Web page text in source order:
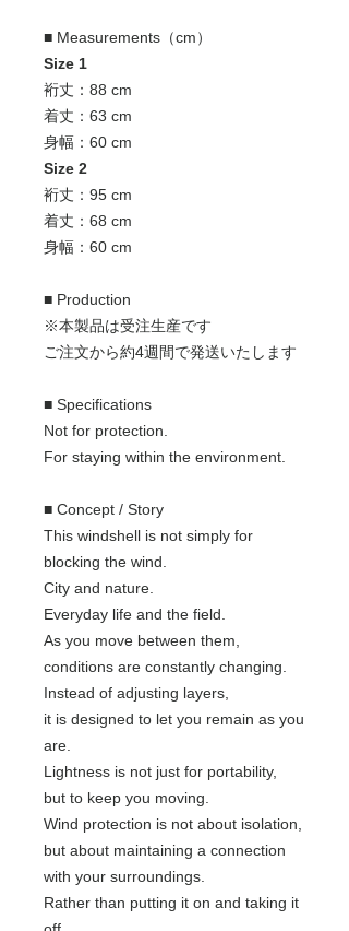
■ Measurements（cm）
Size 1
裄丈：88 cm
着丈：63 cm
身幅：60 cm
Size 2
裄丈：95 cm
着丈：68 cm
身幅：60 cm
■ Production
※本製品は受注生産です
ご注文から約4週間で発送いたします
■ Specifications
Not for protection.
For staying within the environment.
■ Concept / Story
This windshell is not simply for
blocking the wind.
City and nature.
Everyday life and the field.
As you move between them,
conditions are constantly changing.
Instead of adjusting layers,
it is designed to let you remain as you
are.
Lightness is not just for portability,
but to keep you moving.
Wind protection is not about isolation,
but about maintaining a connection
with your surroundings.
Rather than putting it on and taking it